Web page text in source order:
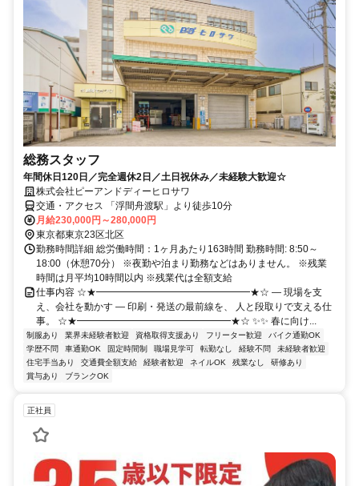
総務スタッフ
年間休日120日／完全週休2日／土日祝休み／未経験大歓迎☆
株式会社ピーアンドディーヒロサワ
交通・アクセス 「浮間舟渡駅」より徒歩10分
月給230,000円～280,000円
東京都東京23区北区
勤務時間詳細 総労働時間：1ヶ月あたり163時間 勤務時間: 8:50～
18:00（休憩70分） ※夜勤や泊まり勤務などはありません。 ※残業
時間は月平均10時間以内 ※残業代は全額支給
仕事内容 ☆★━━━━━━━━━━━━━━━━★☆ ― 現場を支
え、会社を動かす ― 印刷・発送の最前線を、 人と段取りで支える仕
事。 ☆★━━━━━━━━━━━━━━━━★☆ ✨✨ 春に向け...
制服あり 業界未経験者歓迎 資格取得支援あり フリーター歓迎
バイク通勤OK
学歴不問
車通勤OK 固定時間制 職場見学可 転勤なし 経験不問
未経験者歓迎
住宅手当あり
交通費全額支給 経験者歓迎 ネイルOK 残業なし
研修あり
賞与あり
ブランクOK
正社員